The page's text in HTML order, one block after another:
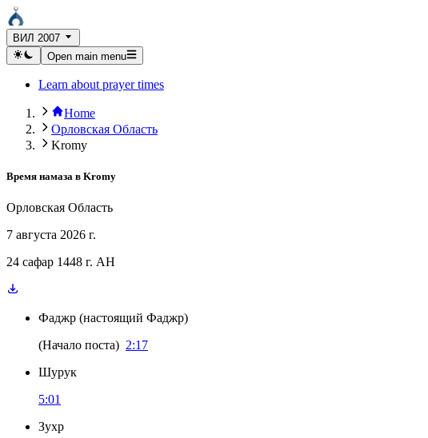
ВИЛ 2007
Open main menu
Learn about prayer times
Home
Орловская Область
Kromy
Время намаза в Kromy
Орловская Область
7 августа 2026 г.
24 сафар 1448 г. AH
Фаджр (настоящий Фаджр)
(Начало поста) 2:17
Шурук
5:01
Зухр